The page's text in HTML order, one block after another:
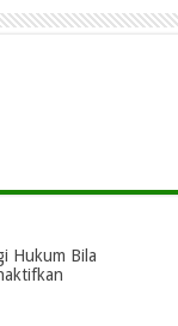
Hukum Bila